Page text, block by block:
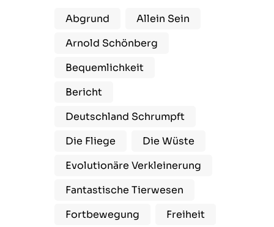
Abgrund
Allein Sein
Arnold Schönberg
Bequemlichkeit
Bericht
Deutschland Schrumpft
Die Fliege
Die Wüste
Evolutionäre Verkleinerung
Fantastische Tierwesen
Fortbewegung
Freiheit